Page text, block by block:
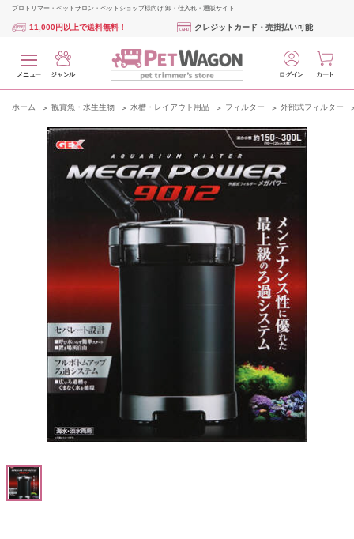
プロトリマー・ペットサロン・ペットショップ様向け 卸・仕入れ・通販サイト
11,000円以上で送料無料！ クレジットカード・売掛払い可能
メニュー ジャンル ログイン カート
ホーム 観賞魚・水生生物 水槽・レイアウト用品 フィルター 外部式フィルター